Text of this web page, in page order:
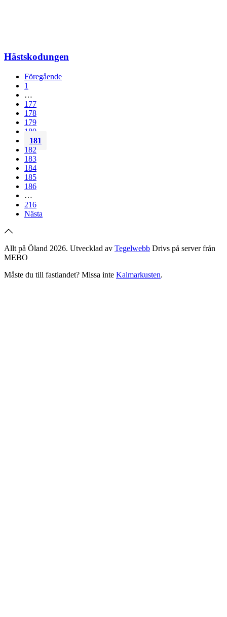
Hästskodungen
Föregående
1
…
177
178
179
180
181
182
183
184
185
186
…
216
Nästa
Allt på Öland 2026. Utvecklad av Tegelwebb Drivs på server från
MEBO
Måste du till fastlandet? Missa inte Kalmarkusten.